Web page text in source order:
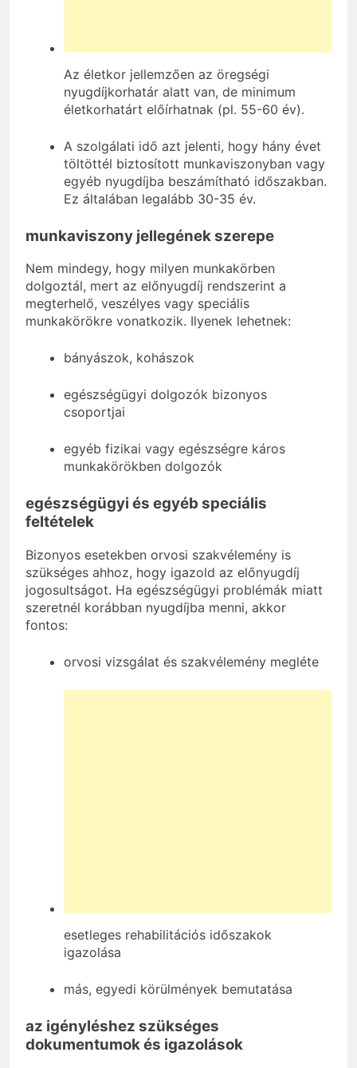
Az életkor jellemzően az öregségi
nyugdíjkorhatár alatt van, de minimum
életkorhatárt előírhatnak (pl. 55-60 év).
A szolgálati idő azt jelenti, hogy hány évet
töltöttél biztosított munkaviszonyban vagy
egyéb nyugdíjba beszámítható időszakban.
Ez általában legalább 30-35 év.
munkaviszony jellegének szerepe
Nem mindegy, hogy milyen munkakörben
dolgoztál, mert az előnyugdíj rendszerint a
megterhelő, veszélyes vagy speciális
munkakörökre vonatkozik. Ilyenek lehetnek:
bányászok, kohászok
egészségügyi dolgozók bizonyos
csoportjai
egyéb fizikai vagy egészségre káros
munkakörökben dolgozók
egészségügyi és egyéb speciális
feltételek
Bizonyos esetekben orvosi szakvélemény is
szükséges ahhoz, hogy igazold az előnyugdíj
jogosultságot. Ha egészségügyi problémák miatt
szeretnél korábban nyugdíjba menni, akkor
fontos:
orvosi vizsgálat és szakvélemény megléte
esetleges rehabilitációs időszakok
igazolása
más, egyedi körülmények bemutatása
az igényléshez szükséges
dokumentumok és igazolások